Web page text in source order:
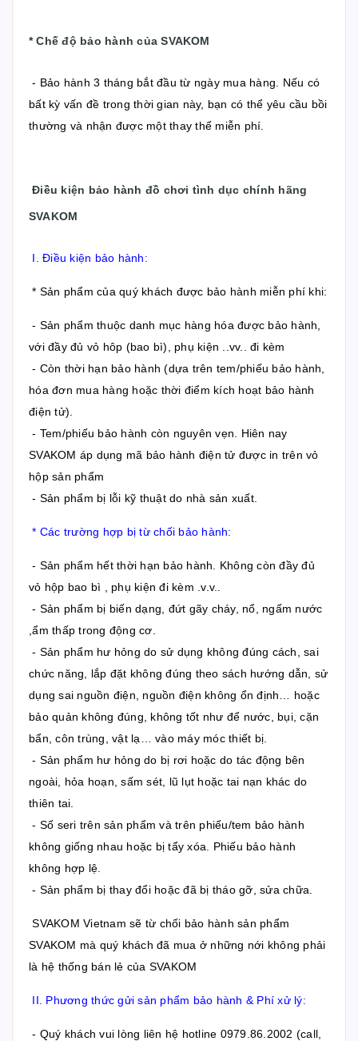
*Chế độ bảo hành của SVAKOM
- Bảo hành 3 tháng bắt đầu từ ngày mua hàng. Nếu có
bất kỳ vấn đề trong thời gian này, bạn có thể yêu cầu bồi
thường và nhận được một thay thế miễn phí.
Điều kiện bảo hành đồ chơi tình dục chính hãng
SVAKOM
I. Điều kiện bảo hành:
* Sản phẩm của quý khách được bảo hành miễn phí khi:
- Sản phẩm thuộc danh mục hàng hóa được bảo hành,
với đầy đủ vỏ hôp (bao bì), phụ kiện ..vv.. đi kèm
- Còn thời hạn bảo hành (dựa trên tem/phiếu bảo hành,
hóa đơn mua hàng hoặc thời điểm kích hoạt bảo hành
điện tử).
- Tem/phiếu bảo hành còn nguyên vẹn. Hiên nay
SVAKOM áp dụng mã bảo hành điện tử được in trên vỏ
hộp sản phẩm
- Sản phẩm bị lỗi kỹ thuật do nhà sản xuất.
* Các trường hợp bị từ chối bảo hành:
- Sản phẩm hết thời hạn bảo hành. Không còn đầy đủ
vỏ hộp bao bì , phụ kiện đi kèm .v.v..
- Sản phẩm bị biến dạng, đứt gãy cháy, nổ, ngấm nước
,ẩm thấp trong động cơ.
- Sản phẩm hư hỏng do sử dụng không đúng cách, sai
chức năng, lắp đặt không đúng theo sách hướng dẫn, sử
dụng sai nguồn điện, nguồn điện không ổn định… hoặc
bảo quản không đúng, không tốt như để nước, bụi, cặn
bẩn, côn trùng, vật lạ… vào máy móc thiết bị.
- Sản phẩm hư hỏng do bị rơi hoặc do tác động bên
ngoài, hỏa hoạn, sấm sét, lũ lụt hoặc tai nạn khác do
thiên tai.
- Số seri trên sản phẩm và trên phiếu/tem bảo hành
không giống nhau hoặc bị tẩy xóa. Phiếu bảo hành
không hợp lệ.
- Sản phẩm bị thay đổi hoặc đã bị tháo gỡ, sửa chữa.
SVAKOM Vietnam sẽ từ chối bảo hành sản phẩm
SVAKOM mà quý khách đã mua ở những nới không phải
là hệ thống bán lẻ của SVAKOM
II. Phương thức gửi sản phẩm bảo hành & Phí xử lý:
- Quý khách vui lòng liên hệ hotline 0979.86.2002 (call,